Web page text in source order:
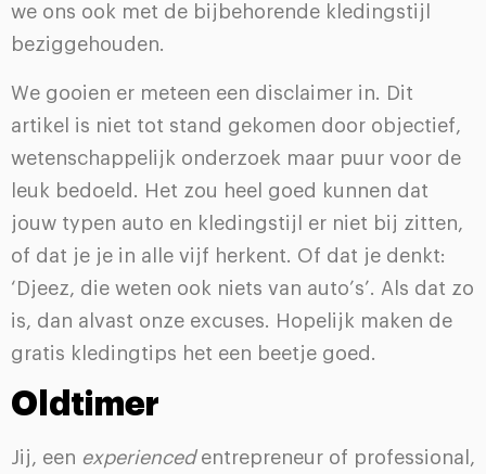
we ons ook met de bijbehorende kledingstijl
beziggehouden.
We gooien er meteen een disclaimer in. Dit
artikel is niet tot stand gekomen door objectief,
wetenschappelijk onderzoek maar puur voor de
leuk bedoeld. Het zou heel goed kunnen dat
jouw typen auto en kledingstijl er niet bij zitten,
of dat je je in alle vijf herkent. Of dat je denkt:
‘Djeez, die weten ook niets van auto’s’. Als dat zo
is, dan alvast onze excuses. Hopelijk maken de
gratis kledingtips het een beetje goed.
Oldtimer
Jij, een experiencedentrepreneur of professional,